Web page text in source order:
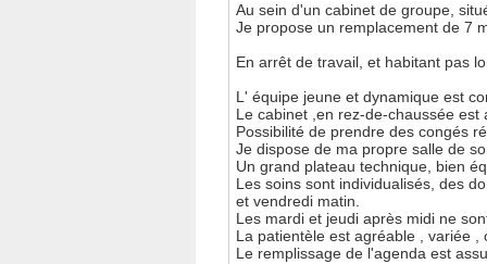
Au sein d'un cabinet de groupe,
Je propose un remplacement de 7
En arrêt de travail, et habitant pas
L' équipe jeune et dynamique est
Le cabinet ,en rez-de-chaussée est
Possibilité de prendre des congés
Je dispose de ma propre salle de
Un grand plateau technique, bien
Les soins sont individualisés, des
et vendredi matin.
Les mardi et jeudi après midi ne
La patientèle est agréable , variée
Le remplissage de l'agenda est